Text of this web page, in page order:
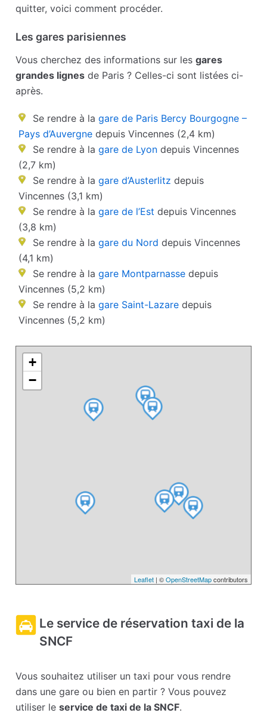
quitter, voici comment procéder.
Les gares parisiennes
Vous cherchez des informations sur lesgares
grandes lignes de Paris ? Celles-ci sont listées ci-
après.
Se rendre à la gare de Paris Bercy Bourgogne –
Pays d’Auvergne depuis Vincennes (2,4 km)
Se rendre à la gare de Lyon depuis Vincennes
(2,7 km)
Se rendre à la gare d’Austerlitz depuis
Vincennes (3,1 km)
Se rendre à la gare de l’Est depuis Vincennes
(3,8 km)
Se rendre à la gare du Nord depuis Vincennes
(4,1 km)
Se rendre à la gare Montparnasse depuis
Vincennes (5,2 km)
Se rendre à la gare Saint-Lazare depuis
Vincennes (5,2 km)
+
−
Leaflet| ©OpenStreetMapcontributors
Le service de réservation taxi de la
SNCF
Vous souhaitez utiliser un taxi pour vous rendre
dans une gare ou bien en partir ? Vous pouvez
utiliser leservice de taxi de la SNCF.